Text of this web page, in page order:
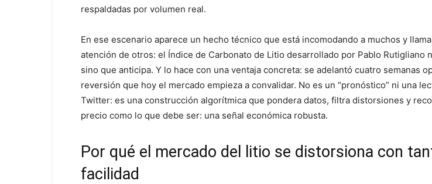
respaldadas por volumen real.
En ese escenario aparece un hecho técnico que está incomodando a muchos y
atención de otros: el Índice de Carbonato de Litio desarrollado por Pablo Rutigliano
sino que anticipa. Y lo hace con una ventaja concreta: se adelantó cuatro semanas
reversión que hoy el mercado empieza a convalidar. No es un “pronóstico” ni una
Twitter: es una construcción algorítmica que pondera datos, filtra distorsiones y
precio como lo que debe ser: una señal económica robusta.
Por qué el mercado del litio se distorsiona con
facilidad